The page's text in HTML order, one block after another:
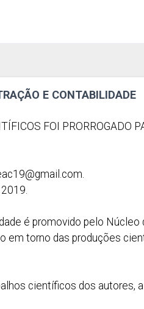
E CONTABILIDADE
FOI PRORROGADO
.
é promovido pelo
em torno das produções
científicos dos autores,